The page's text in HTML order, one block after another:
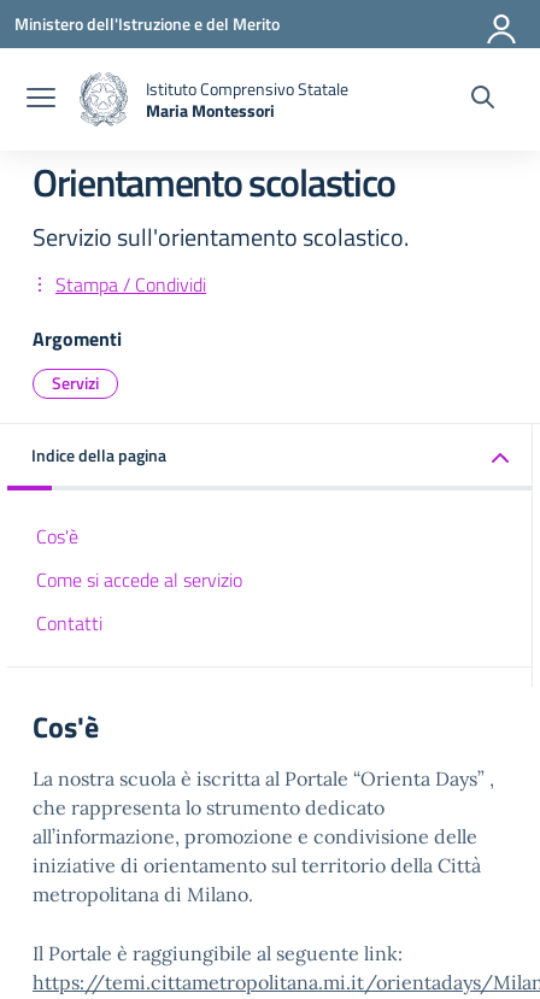
Vai ai contenuti
Vai al menu di navigazione
Vai al footer
Ministero dell'Istruzione e del Merito
Istituto Comprensivo Statale
Maria Montessori
Orientamento scolastico
Servizio sull'orientamento scolastico.
Stampa / Condividi
Argomenti
Servizi
Indice della pagina
Cos'è
Come si accede al servizio
Contatti
Cos'è
La nostra scuola è iscritta al Portale “Orienta Days” ,
che rappresenta lo strumento dedicato
all’informazione, promozione e condivisione delle
iniziative di orientamento sul territorio della Città
metropolitana di Milano.
Il Portale è raggiungibile al seguente link:
https://temi.cittametropolitana.mi.it/orientadays/